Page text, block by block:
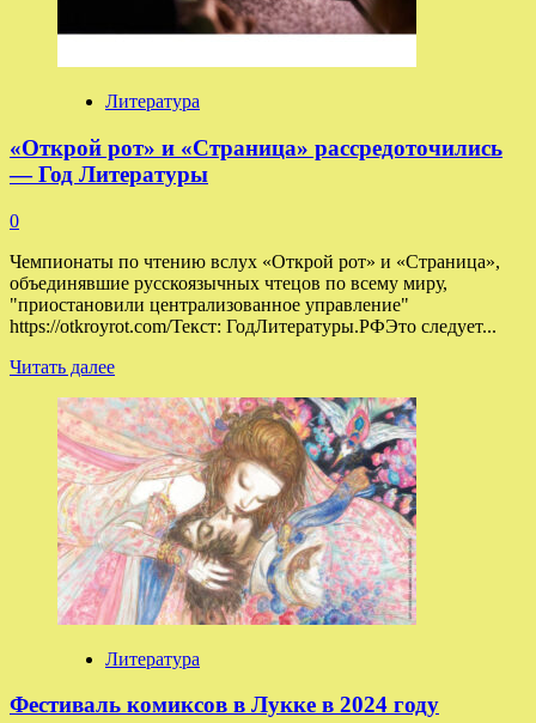
Арсеньева
Год
Литература
«Открой рот» и «Страница» рассредоточились
— Год Литературы
0
Чемпионаты по чтению вслух «Открой рот» и «Страница»,
объединявшие русскоязычных чтецов по всему миру,
"приостановили централизованное управление"
https://otkroyrot.com/Текст: ГодЛитературы.РФЭто следует...
Читать далееПрочитать
о
«Открой
рот»
и
«Страница»
рассредоточились
—
Год
Литературы
Литература
Фестиваль комиксов в Лукке в 2024 году